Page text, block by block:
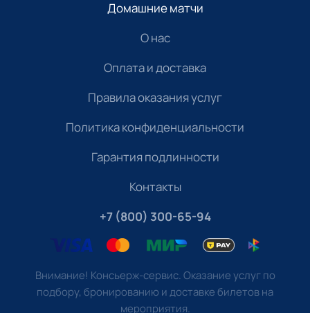
Домашние матчи
О нас
Оплата и доставка
Правила оказания услуг
Политика конфиденциальности
Гарантия подлинности
Контакты
+7 (800) 300-65-94
Внимание! Консьерж-сервис. Оказание услуг по
подбору, бронированию и доставке билетов на
мероприятия.